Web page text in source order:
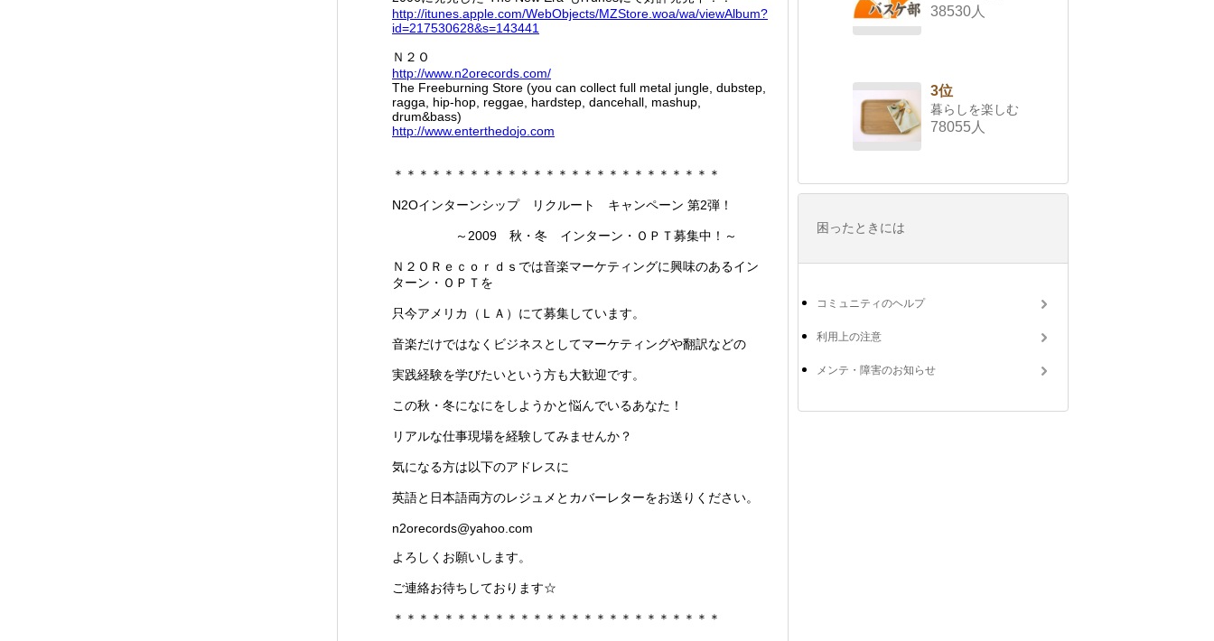
http://itunes. apple.com/WebObjects/MZStore .woa/wa/viewAlbum?
id=217530628&s=143441
Ｎ２Ｏ
http://www.n2orecords .com/
The Freeburning Store (you can collect full metal jungle, dubstep,
ragga, hip-hop, reggae, hardstep, dancehall, mashup,
drum&bass)
http://www.enterthedojo.com
＊＊＊＊＊＊＊＊＊＊＊＊＊＊＊＊＊＊＊＊＊＊＊＊＊＊
N2Oインターンシップ リクルート キャンペーン 第2弾！
～2009 秋・冬 インターン・ＯＰＴ募集中！～
Ｎ２ＯＲｅｃｏｒｄｓでは音楽マーケティングに興味のあるイン
ターン・ＯＰＴを
只今アメリカ（ＬＡ）にて募集しています。
音楽だけではなくビジネスとしてマーケティングや翻訳などの
実践経験を学びたいという方も大歓迎です。
この秋・冬になにをしようかと悩んでいるあなた！
リアルな仕事現場を経験してみませんか？
気になる方は以下のアドレスに
英語と日本語両方のレジュメとカバーレターをお送りください。
n2orecords@yahoo.com
よろしくお願いします。
ご連絡お待ちしております☆
＊＊＊＊＊＊＊＊＊＊＊＊＊＊＊＊＊＊＊＊＊＊＊＊＊＊
38530人
3位
暮らしを楽しむ
78055人
困ったときには
コミュニティのヘルプ
利用上の注意
メンテ・障害のお知らせ